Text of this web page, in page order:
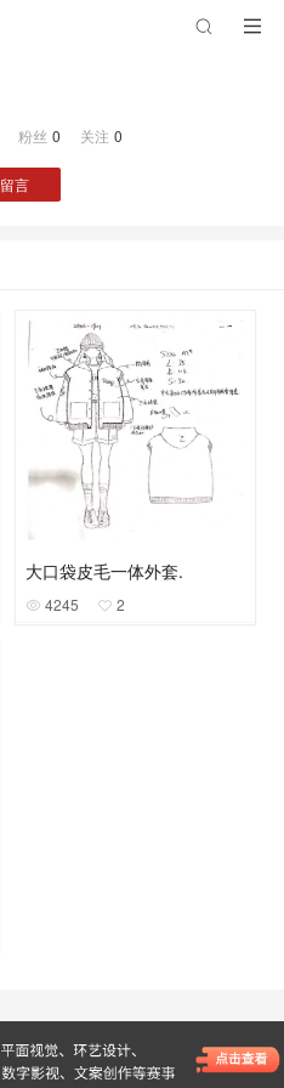
粉丝 0 关注 0
留言
大口袋皮毛一体外套.
4245 2